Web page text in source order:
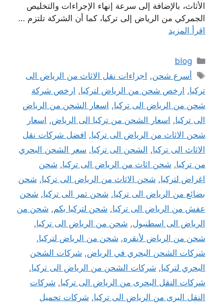
الأثاث، بالإضافة إلى سرعة إنهاء الإجراءات والتخليص
الجمركي من الرياض إلى تركيا، كما أن الشركة تلتزم …
اقرأ المزيد
التصنيفات
blog
الوسوم
أسرع شحن, اجراءات نقل الاثاث من الرياض الى
تركيا, ارخص شحن من الرياض لتركيا, ارخص شركة
شحن من الرياض الى تركيا, اسعار الشحن من الرياض
الى تركيا, اسعار الشحن من تركيا الى الرياض, اسعار
شحن الاثاث من الرياض الى تركيا, افضل شركات نقل
الاثاث الى تركيا, الشحن الى تركيا, سعر الشحن البحري
من تركيا, شحن اثاث من الرياض الى تركيا, شحن
اغراض لتركيا, شحن الاثاث من الرياض الى تركيا, شحن
بضائع من الرياض الى تركيا, شحن تمر الى تركيا, شحن
عفش من الرياض الى تركيا, شحن لتركيا بكم, شحن من
الرياض الى اسطنبول, شحن من الرياض الى تركيا,
شحن من الرياض لأنقره, شحن من الرياض لتركيا,
شركات الشحن البحري في الرياض, شركات الشحن
البحري لتركيا, شركات الشحن من الرياض الى تركيا,
شركات النقل البحرى من الرياض الى تركيا, شركات
النقل البرى من الرياض الى تركيا, شركات تحميل